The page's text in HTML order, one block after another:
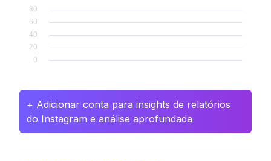
+ Adicionar conta para insights de relatórios
do Instagram e análise aprofundada